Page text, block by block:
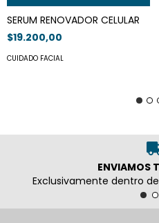
SERUM RENOVADOR CELULAR
$19.200,00
CUIDADO FACIAL
ENVIAMOS
Exclusivamente dentro